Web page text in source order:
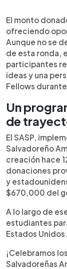
El monto
ofreciendo
Aunque no se
de esta ronda,
participantes
ideas y una
Fellows
Un
de
El SASP,
Salvadoreño
creación hace
donaciones
y
$670,000 del
A lo largo de
estudiantes
Estados Unidos.
¡Celebramos
Salvadoreñas